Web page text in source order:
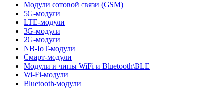
Модули сотовой связи (GSM)
5G-модули
LTE-модули
3G-модули
2G-модули
NB-IoT-модули
Смарт-модули
Модули и чипы WiFi и Bluetooth\BLE
Wi-Fi-модули
Bluetooth-модули